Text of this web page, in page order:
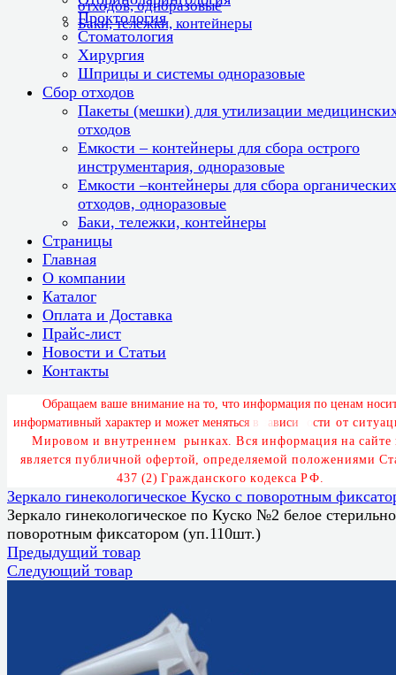
отходов, одноразовые
Баки, тележки, контейнеры
Проктология
Стоматология
Хирургия
Шприцы и системы одноразовые
Сбор отходов
Пакеты (мешки) для утилизации
отходов
Емкости – контейнеры для сбора острого
инструментария, одноразовые
Емкости –контейнеры для сбора органических
отходов, одноразовые
Баки, тележки, контейнеры
Страницы
Главная
О компании
Каталог
Оплата и Доставка
Прайс-лист
Новости и Статьи
Контакты
Обращаем ваше внимание на то, что информация по ценам носи
информативный характер и может меняться в зависи ости от ситуац
Мировом и внутреннем рынках. Вся информация на сайте
является публичной офертой, определяемой положениями Ст
437 (2) Гражданского кодекса РФ.
Зеркало гинекологическое Куско с поворотным
Зеркало гинекологическое по Куско №2 белое
поворотным фиксатором (уп.110шт.)
Предыдущий товар
Следующий товар